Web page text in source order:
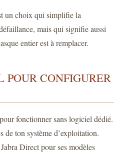
un choix qui simplifie la
mais qui signifie aussi
entier est à remplacer.
CONFIGURER
fonctionner sans logiciel dédié.
de ton système d’exploitation.
Direct pour ses modèles